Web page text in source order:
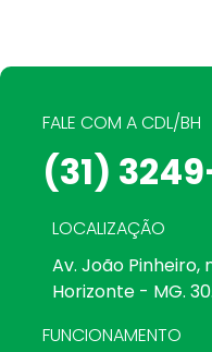
FALE COM A CDL/BH
(31)
LOCALIZAÇÃO
Av. João Pinheiro,
Horizonte - MG.
FUNCIONAMENTO